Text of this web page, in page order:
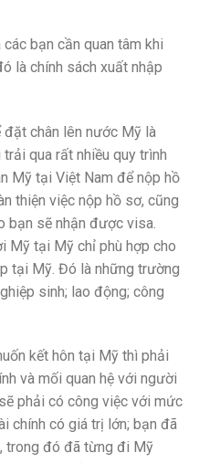
bạn cần quan tâm khi
là chính sách xuất nhập
chân lên nước Mỹ là
qua rất nhiều quy trình
Mỹ tại Việt Nam để nộp hồ
thiện việc nộp hồ sơ, cũng
bạn sẽ nhận được visa.
Mỹ tại Mỹ chỉ phù hợp cho
tại Mỹ. Đó là những trường
sinh; lao động; công
kết hôn tại Mỹ thì phải
và mối quan hệ với người
phải có công việc với mức
chính có giá trị lớn; bạn đã
trong đó đã từng đi Mỹ